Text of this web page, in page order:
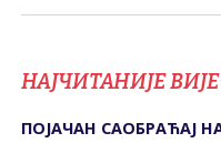
НАЈЧИТАНИЈЕ
ПОЈАЧАН САОБРАЋАЈ